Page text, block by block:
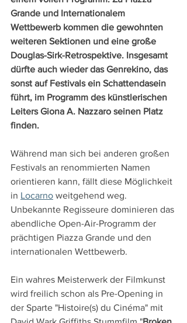
Grande und Internationalem
Wettbewerb kommen die gewohnten
weiteren Sektionen und eine große
Douglas-Sirk-Retrospektive. Insgesamt
dürfte auch wieder das Genrekino, das
sonst auf Festivals ein Schattendasein
führt, im Programm des künstlerischen
Leiters Giona A. Nazzaro seinen Platz
finden.
Während man sich bei anderen großen
Festivals an renommierten Namen
orientieren kann, fällt diese Möglichkeit
in Locarno weitgehend weg.
Unbekannte Regisseure dominieren das
abendliche Open-Air-Programm der
prächtigen Piazza Grande und den
internationalen Wettbewerb.
Ein wahres Meisterwerk der Filmkunst
wird freilich schon als Pre-Opening in
der Sparte "Histoire(s) du Cinéma" mit